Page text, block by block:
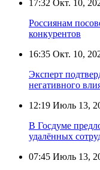
17:32 Окт. 10,
Россиянам
конкурентов
16:35 Окт. 10,
Эксперт
негативного
12:19 Июль 13,
В Госдуме
удалённых
07:45 Июль 13,